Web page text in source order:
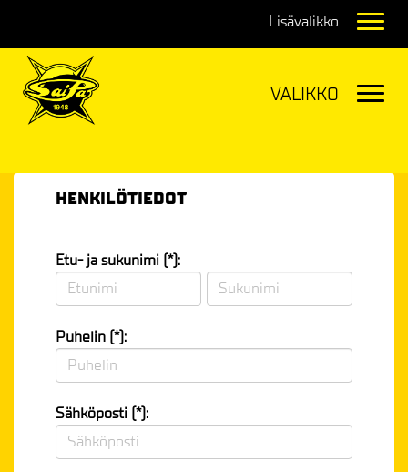
HENKILÖTIEDOT
Etu- ja sukunimi (*):
Puhelin (*):
Sähköposti (*):